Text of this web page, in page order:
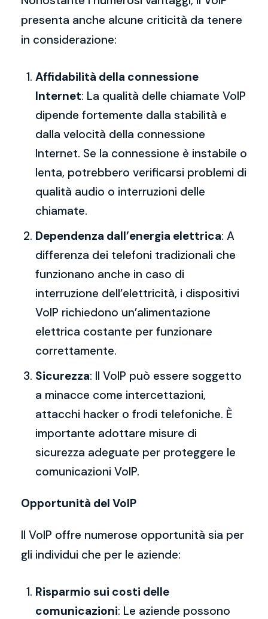
presenta anche alcune criticità da tenere
in considerazione:
Affidabilità della connessione
Internet: La qualità delle chiamate VoIP
dipende fortemente dalla stabilità e
dalla velocità della connessione
Internet. Se la connessione è instabile o
lenta, potrebbero verificarsi problemi di
qualità audio o interruzioni delle
chiamate.
Dependenza dall’energia elettrica: A
differenza dei telefoni tradizionali che
funzionano anche in caso di
interruzione dell’elettricità, i dispositivi
VoIP richiedono un’alimentazione
elettrica costante per funzionare
correttamente.
Sicurezza: Il VoIP può essere soggetto
a minacce come intercettazioni,
attacchi hacker o frodi telefoniche. È
importante adottare misure di
sicurezza adeguate per proteggere le
comunicazioni VoIP.
Opportunità del VoIP
Il VoIP offre numerose opportunità sia per
gli individui che per le aziende:
Risparmio sui costi delle
comunicazioni: Le aziende possono